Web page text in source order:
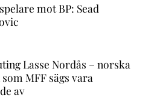
mot BP: Sead
Lasse Nordås – norska
MFF sägs vara
av